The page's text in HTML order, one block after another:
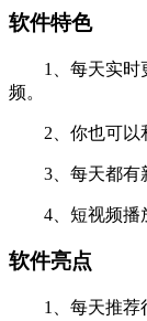
软件特色
1、每天实时更
频。
2、你也可以和
3、每天都有新
4、短视频播放
软件亮点
1、每天推荐很